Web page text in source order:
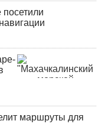
маршруты для